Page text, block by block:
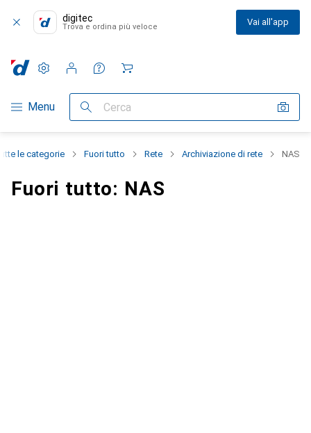
digitec
Trova e ordina più veloce Vai all'app
Categoria Navigazione
Menu Cerca
Impostazioni
Conto cliente
Liste di confronto
Liste dei desideri
Carrello
le categorie Fuori tutto Rete Archiviazione di rete NAS
Fuori tutto: NAS